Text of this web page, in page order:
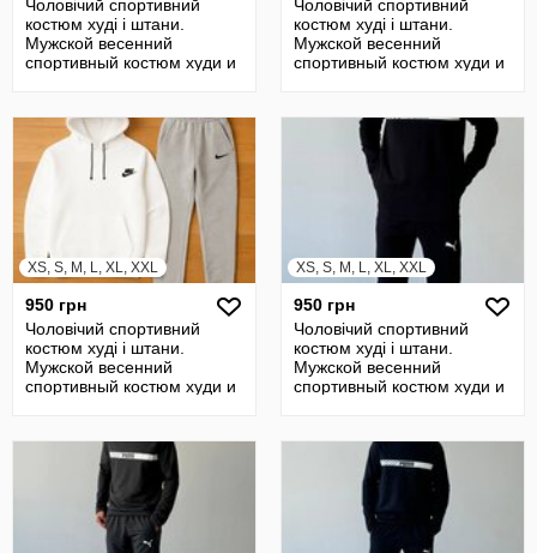
Чоловічий спортивний
костюм худі і штани.
Мужской весенний
спортивный костюм худи и
Чоловічий спортивний
костюм худі і штани.
Мужской весенний
спортивный костюм худи и
XS, S, M, L, XL, XXL
950 грн
Чоловічий спортивний
костюм худі і штани.
Мужской весенний
спортивный костюм худи и
XS, S, M, L, XL, XXL
950 грн
Чоловічий спортивний
костюм худі і штани.
Мужской весенний
спортивный костюм худи и